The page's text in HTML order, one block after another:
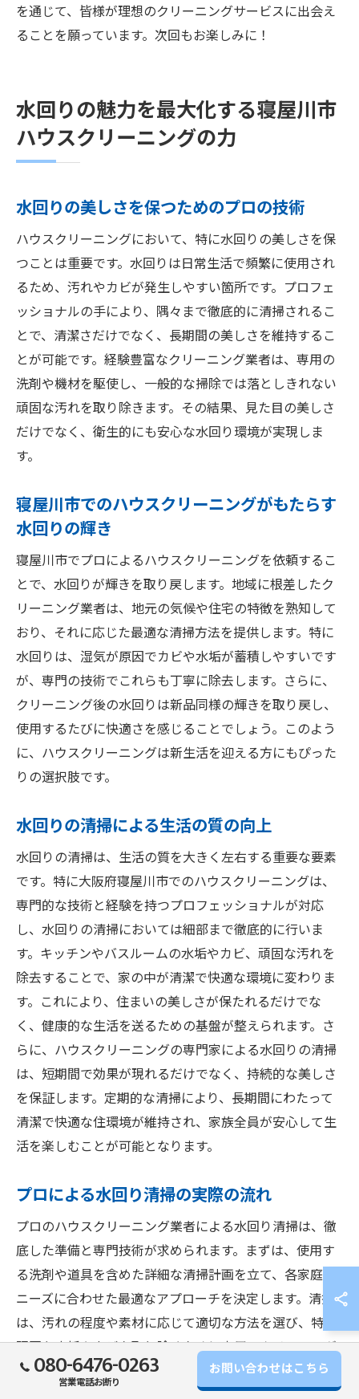
を通じて、皆様が理想のクリーニングサービスに出会え
ることを願っています。次回もお楽しみに！
水回りの魅力を最大化する寝屋川市
ハウスクリーニングの力
水回りの美しさを保つためのプロの技術
ハウスクリーニングにおいて、特に水回りの美しさを保
つことは重要です。水回りは日常生活で頻繁に使用され
るため、汚れやカビが発生しやすい箇所です。プロフェ
ッショナルの手により、隅々まで徹底的に清掃されるこ
とで、清潔さだけでなく、長期間の美しさを維持するこ
とが可能です。経験豊富なクリーニング業者は、専用の
洗剤や機材を駆使し、一般的な掃除では落としきれない
頑固な汚れを取り除きます。その結果、見た目の美しさ
だけでなく、衛生的にも安心な水回り環境が実現しま
す。
寝屋川市でのハウスクリーニングがもたらす
水回りの輝き
寝屋川市でプロによるハウスクリーニングを依頼するこ
とで、水回りが輝きを取り戻します。地域に根差したク
リーニング業者は、地元の気候や住宅の特徴を熟知して
おり、それに応じた最適な清掃方法を提供します。特に
水回りは、湿気が原因でカビや水垢が蓄積しやすいです
が、専門の技術でこれらも丁寧に除去します。さらに、
クリーニング後の水回りは新品同様の輝きを取り戻し、
使用するたびに快適さを感じることでしょう。このよう
に、ハウスクリーニングは新生活を迎える方にもぴった
りの選択肢です。
水回りの清掃による生活の質の向上
水回りの清掃は、生活の質を大きく左右する重要な要素
です。特に大阪府寝屋川市でのハウスクリーニングは、
専門的な技術と経験を持つプロフェッショナルが対応
し、水回りの清掃においては細部まで徹底的に行いま
す。キッチンやバスルームの水垢やカビ、頑固な汚れを
除去することで、家の中が清潔で快適な環境に変わりま
す。これにより、住まいの美しさが保たれるだけでな
く、健康的な生活を送るための基盤が整えられます。さ
らに、ハウスクリーニングの専門家による水回りの清掃
は、短期間で効果が現れるだけでなく、持続的な美しさ
を保証します。定期的な清掃により、長期間にわたって
清潔で快適な住環境が維持され、家族全員が安心して生
活を楽しむことが可能となります。
プロによる水回り清掃の実際の流れ
プロのハウスクリーニング業者による水回り清掃は、徹
底した準備と専門技術が求められます。まずは、使用す
る洗剤や道具を含めた詳細な清掃計画を立て、各家庭の
ニーズに合わせた最適なアプローチを決定します。清掃
は、汚れの程度や素材に応じて適切な方法を選び、特に
頑固な水垢やカビを取り除くために専用のクリーニング
剤と道具を使用します。プロの手による緻密な清掃によ
080-6476-0263
営業電話お断り
お問い合わせはこちら